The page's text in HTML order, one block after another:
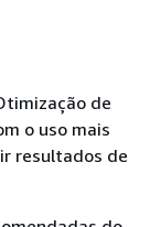
de
o uso mais
resultados de